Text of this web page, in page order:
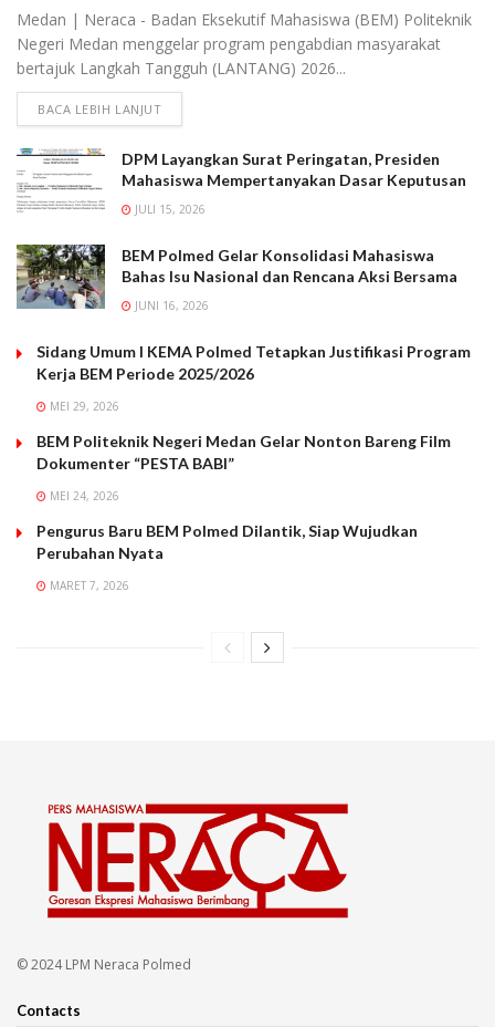
Medan | Neraca - Badan Eksekutif Mahasiswa (BEM) Politeknik
Negeri Medan menggelar program pengabdian masyarakat
bertajuk Langkah Tangguh (LANTANG) 2026...
BACA LEBIH LANJUT
DPM Layangkan Surat Peringatan, Presiden
Mahasiswa Mempertanyakan Dasar Keputusan
JULI 15, 2026
BEM Polmed Gelar Konsolidasi Mahasiswa
Bahas Isu Nasional dan Rencana Aksi Bersama
JUNI 16, 2026
Sidang Umum I KEMA Polmed Tetapkan Justifikasi Program
Kerja BEM Periode 2025/2026
MEI 29, 2026
BEM Politeknik Negeri Medan Gelar Nonton Bareng Film
Dokumenter “PESTA BABI”
MEI 24, 2026
Pengurus Baru BEM Polmed Dilantik, Siap Wujudkan
Perubahan Nyata
MARET 7, 2026
© 2024 LPM Neraca Polmed
Contacts